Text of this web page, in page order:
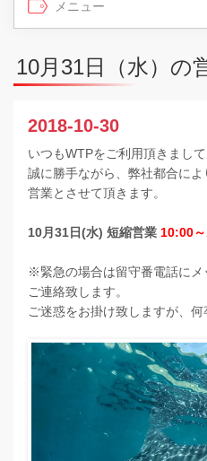
10月31日（水）の
2018-10-30
いつもWTPをご利用頂きまし
誠に勝手ながら、弊社都合に
営業とさせて頂きます。
10月31日(水) 短縮営業 10:00
※緊急の場合は留守番電話にメ
ご連絡致します。
ご迷惑をお掛け致しますが、何